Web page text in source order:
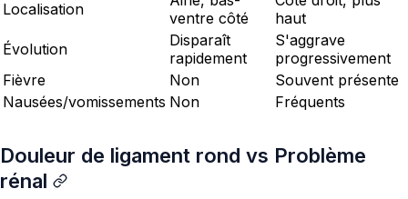
Localisation
ventre côté
haut
Évolution
Disparaît
rapidement
S'aggrave
progressivement
Fièvre
Non
Souvent présente
Nausées/vomissements Non Fréquents
Douleur de ligament rond vs Problème
rénal